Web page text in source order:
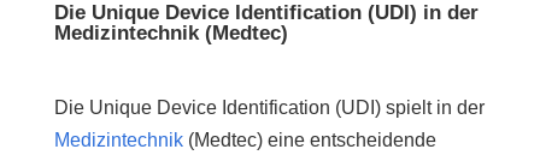
Die Unique Device Identification (UDI) in der
Medizintechnik (Medtec)
Die Unique Device Identification (UDI) spielt in der
Medizintechnik(Medtec) eine entscheidende